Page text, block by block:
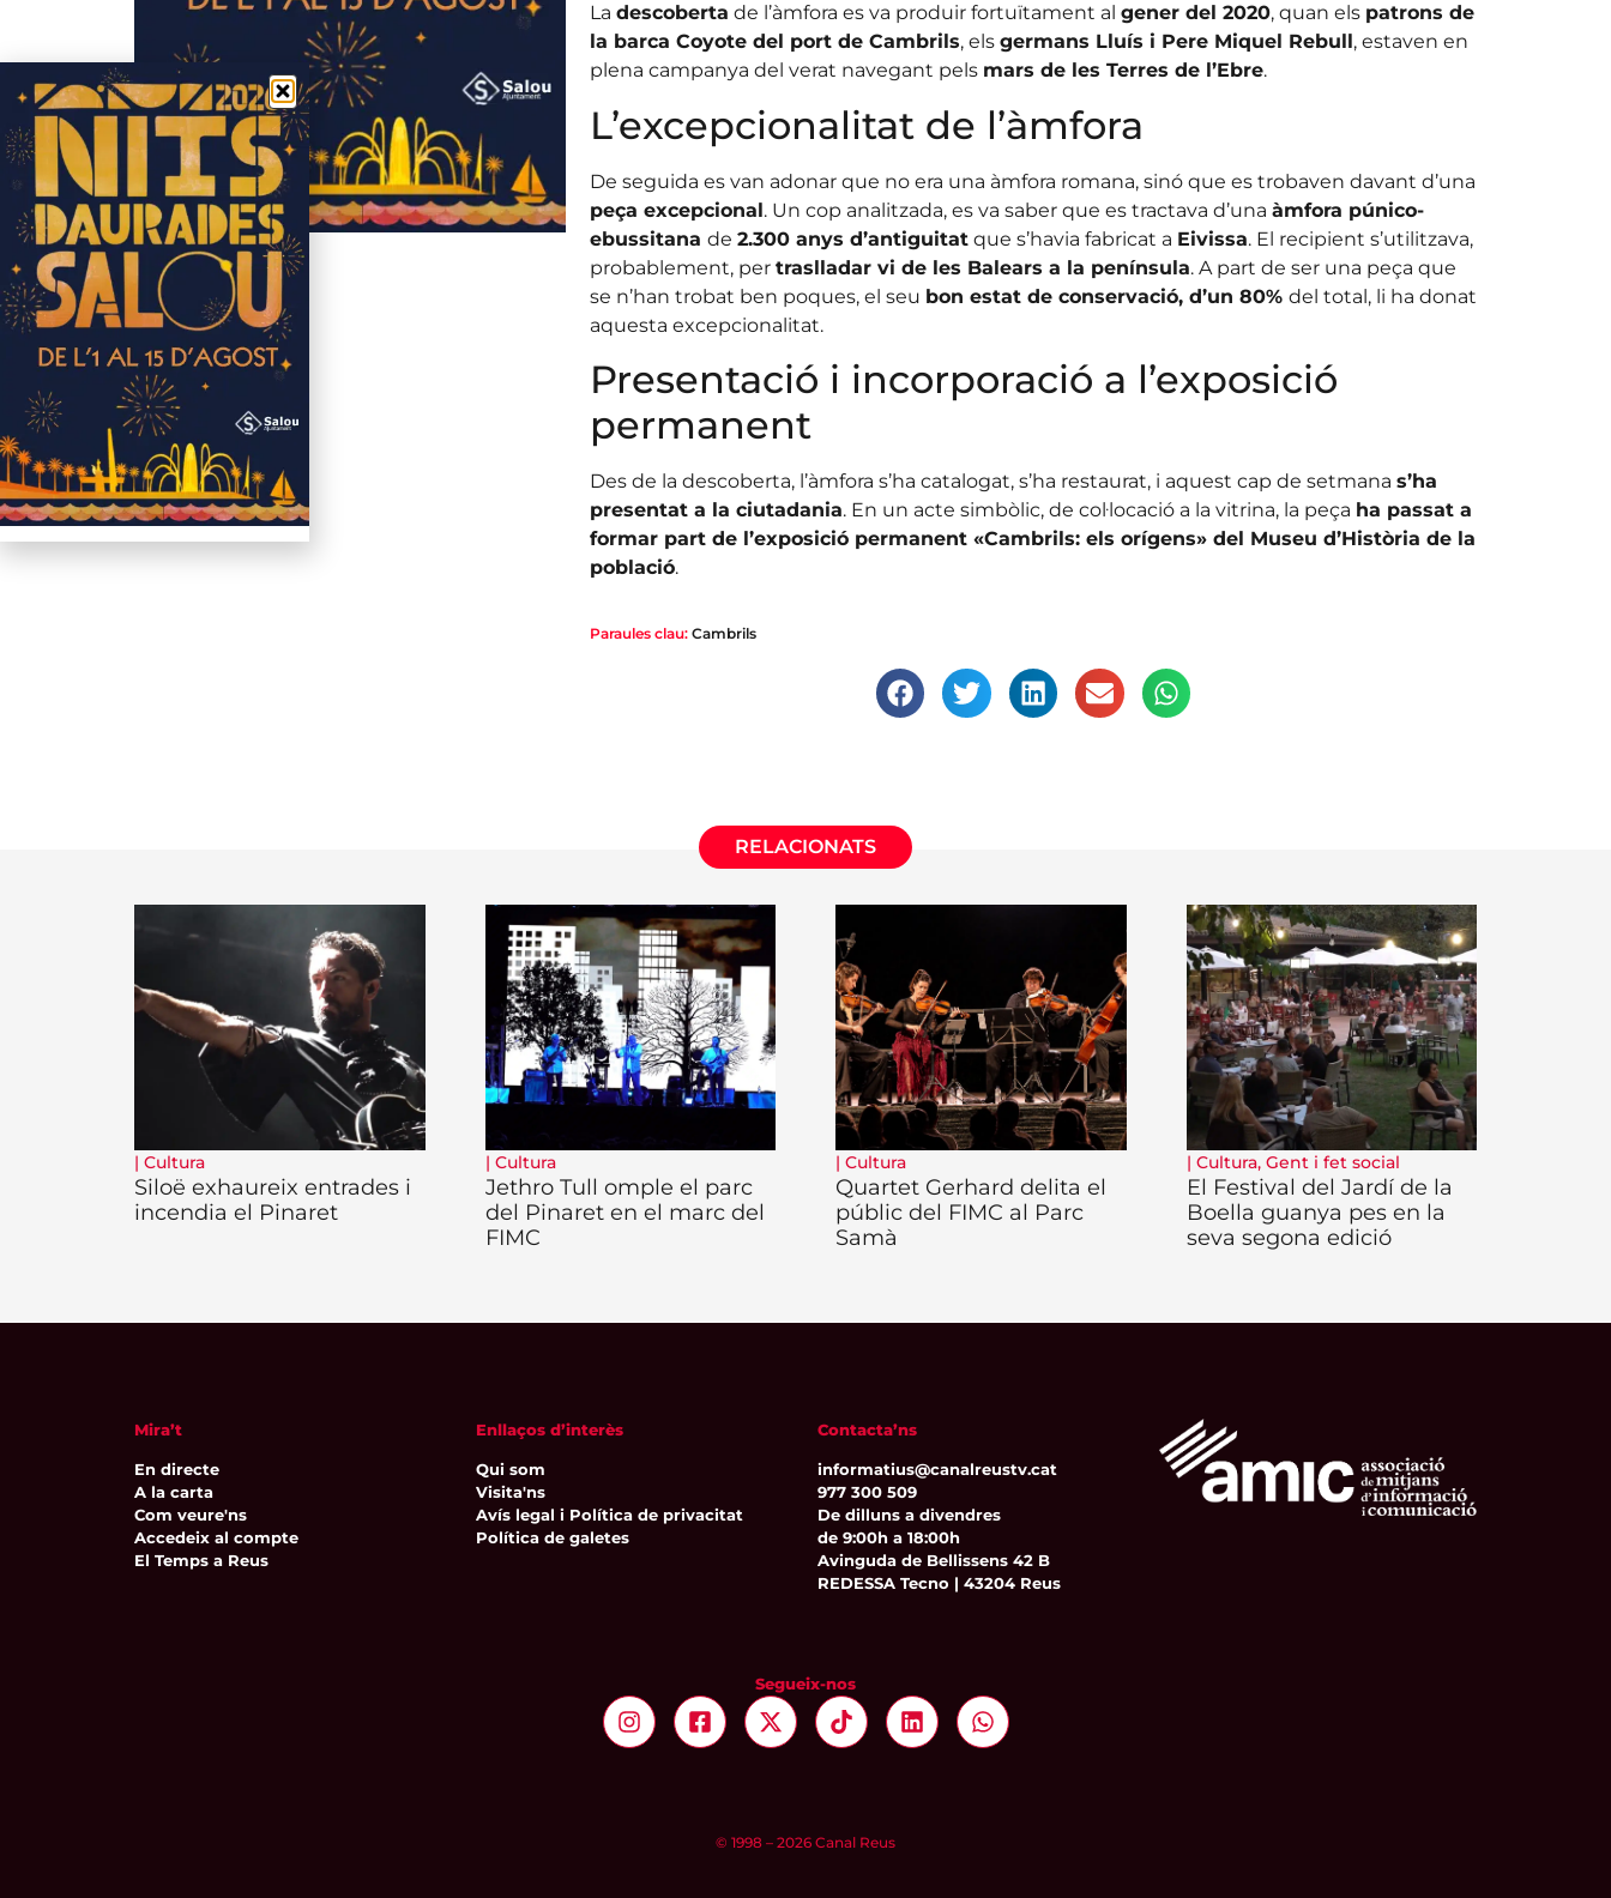
La descoberta de l’àmfora es va produir fortuïtament al gener del 2020, quan els patrons de
la barca Coyote del port de Cambrils, els germans Lluís i Pere Miquel Rebull, estaven en
plena campanya del verat navegant pels mars de les Terres de l’Ebre.
L’excepcionalitat de l’àmfora
De seguida es van adonar que no era una àmfora romana, sinó que es trobaven davant d’una
peça excepcional. Un cop analitzada, es va saber que es tractava d’una àmfora púnico-
ebussitana de 2.300 anys d’antiguitatque s’havia fabricat a Eivissa. El recipient s’utilitzava,
probablement, per traslladar vi de les Balears a la península. A part de ser una peça que
se n’han trobat ben poques, el seu bon estat de conservació, d’un 80% del total, li ha donat
aquesta excepcionalitat.
Presentació i incorporació a l’exposició
permanent
Des de la descoberta, l’àmfora s’ha catalogat, s’ha restaurat, i aquest cap de setmana s’ha
presentat a la ciutadania. En un acte simbòlic, de col·locació a la vitrina, la peça ha passat a
formar part de l’exposició permanent «Cambrils: els orígens» del Museu d’Història de la
població.
Paraules clau: Cambrils
RELACIONATS
| Cultura
Siloë exhaureix entrades i
incendia el Pinaret
| Cultura
Jethro Tull omple el parc
del Pinaret en el marc del
FIMC
| Cultura
Quartet Gerhard delita el
públic del FIMC al Parc
Samà
| Cultura, Gent i fet social
El Festival del Jardí de la
Boella guanya pes en la
seva segona edició
Mira’t
En directe
A la carta
Com veure'ns
Accedeix al compte
El Temps a Reus
Enllaços d’interès
Qui som
Visita'ns
Avís legal i Política de privacitat
Política de galetes
Contacta’ns
informatius@canalreustv.cat
977 300 509
De dilluns a divendres
de 9:00h a 18:00h
Avinguda de Bellissens 42 B
REDESSA Tecno | 43204 Reus
Segueix-nos
© 1998 – 2026 Canal Reus